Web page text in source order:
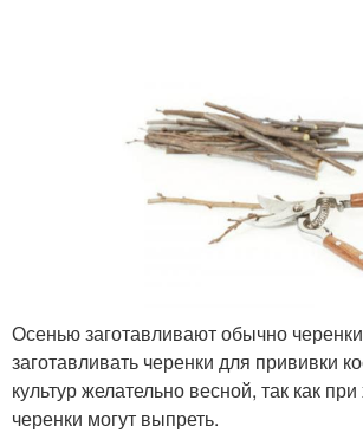
Осенью заготавливают обычно
заготавливать черенки для прививки
культур желательно весной, так как
черенки могут выпреть.